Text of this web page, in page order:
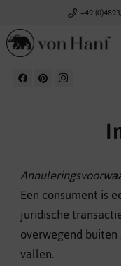
+49
Een consument is
juridische
overwegend
vallen.